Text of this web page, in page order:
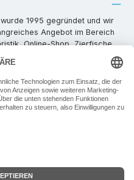
1995 gegründet und wir
Angebot im Bereich
Online-Shop, Zierfische,
Technikzubehör usw. ! Als
stehen wir Ihnen für
oder Besatzwünsche zur
oder senden Sie uns